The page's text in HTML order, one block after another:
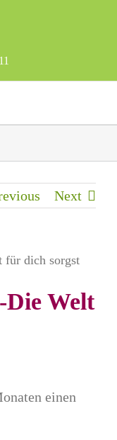
Next
für dich sorgst
Die Welt
einen